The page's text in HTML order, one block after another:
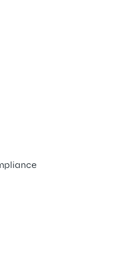
Magic
Architektur für
Reply ist das